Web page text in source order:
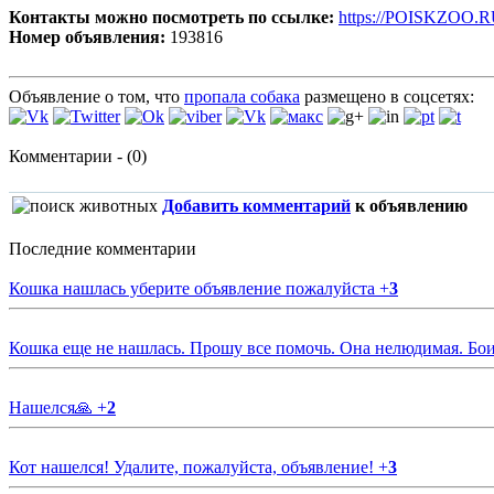
Контакты можно посмотреть по ссылке: https://
Номер объявления: 193816
Объявление о том, что пропала собака размещено в соцсетях:
Комментарии - (0)
Добавить комментарий к объявлению
Последние комментарии
Кошка нашлась уберите объявление пожалуйста +3
Кошка еще не нашлась. Прошу все помочь. Она нелюдимая.
Нашелся🙏 +2
Кот нашелся! Удалите, пожалуйста, объявление! +3